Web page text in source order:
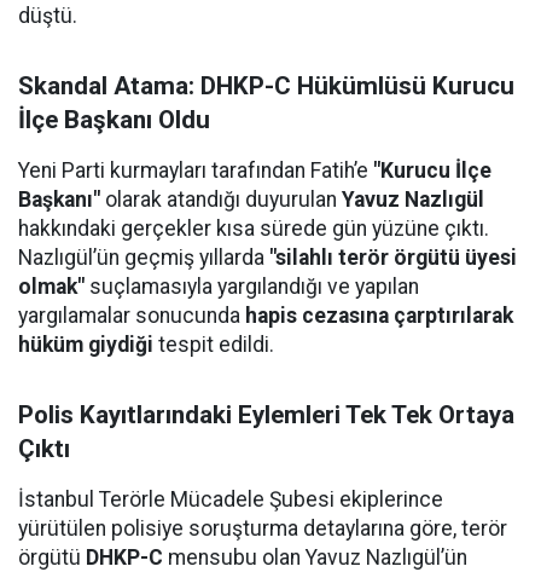
düştü.
Skandal Atama: DHKP-C Hükümlüsü Kurucu
İlçe Başkanı Oldu
Yeni Parti kurmayları tarafından Fatih’e "Kurucu İlçe
Başkanı" olarak atandığı duyurulan Yavuz Nazlıgül
hakkındaki gerçekler kısa sürede gün yüzüne çıktı.
Nazlıgül’ün geçmiş yıllarda "silahlı terör örgütü üyesi
olmak" suçlamasıyla yargılandığı ve yapılan
yargılamalar sonucunda hapis cezasına çarptırılarak
hüküm giydiği tespit edildi.
Polis Kayıtlarındaki Eylemleri Tek Tek Ortaya
Çıktı
İstanbul Terörle Mücadele Şubesi ekiplerince
yürütülen polisiye soruşturma detaylarına göre, terör
örgütü DHKP-C mensubu olan Yavuz Nazlıgül’ün